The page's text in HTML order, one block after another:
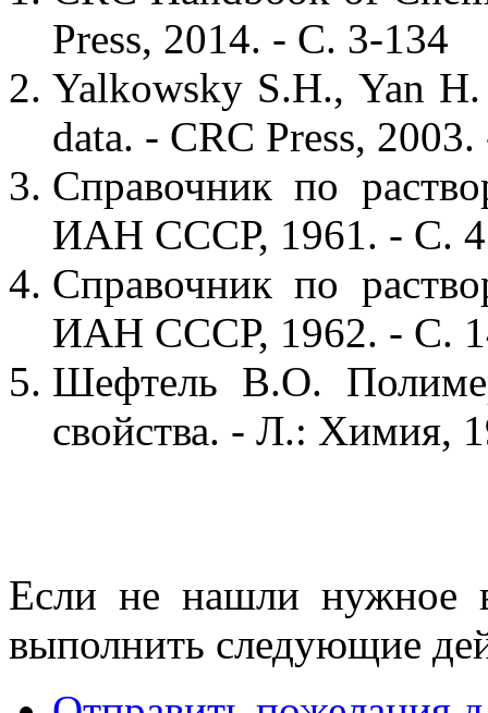
Press, 2014. - С. 3-134
Yalkowsky S.H., Yan
data. - CRC Press,
Справочник по
ИАН СССР, 1961. - С.
Справочник по
ИАН СССР, 1962. - С.
Шефтель В.О.
свойства. - Л.: Химия,
Если не нашли нужное
выполнить следующие